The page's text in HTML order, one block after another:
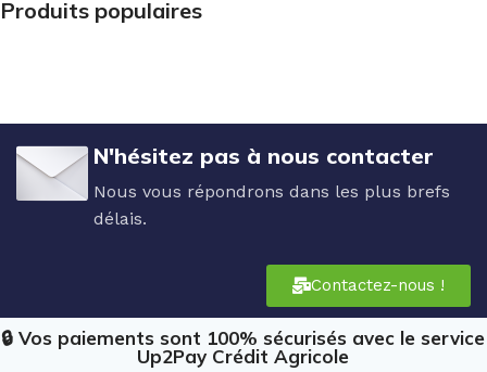
Produits populaires
N'hésitez pas à nous contacter
Nous vous répondrons dans les plus brefs
délais.
Contactez-nous !
🔒 Vos paiements sont 100% sécurisés avec le service
Up2Pay Crédit Agricole